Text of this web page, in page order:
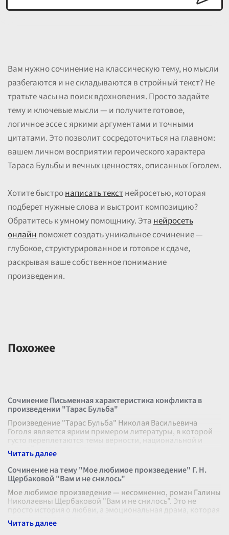
Вам нужно сочинение на классическую тему, но мысли
разбегаются и не складываются в стройный текст? Не
тратьте часы на поиск вдохновения. Просто задайте
тему и ключевые мысли — и получите готовое,
логичное эссе с яркими аргументами и точными
цитатами. Это позволит сосредоточиться на главном:
вашем личном восприятии героического характера
Тараса Бульбы и вечных ценностях, описанных Гоголем.
Хотите быстронаписать текстнейросетью, которая
подберет нужные слова и выстроит композицию?
Обратитесь к умному помощнику. Этанейросеть
онлайнпоможет создать уникальное сочинение —
глубокое, структурированное и готовое к сдаче,
раскрывая ваше собственное понимание
произведения.
Похожее
Сочинение Письменная характеристика конфликта в
произведении "Тарас Бульба"
Произведение "Тарас Бульба" Николая Васильевича
Гоголя является ярким примером литературы, в которой
густо переплетаются темы верности, национальной и
личной чести, а также кровавы
Сочинение на тему "Мое любимое произведение" Г. Н.
Щербаковой "Вам и не снилось"
Мое любимое произведение — несомненно, роман Галины
Николаевны Щербаковой "Вам и не снилось". Это не
просто история о любви, а эмоциональная драма, которая
пронизывает всю душу сво